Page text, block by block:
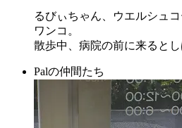
るびぃちゃん、ウエルシュ
ワンコ。
散歩中、病院の前に来るとし
Palの仲間たち